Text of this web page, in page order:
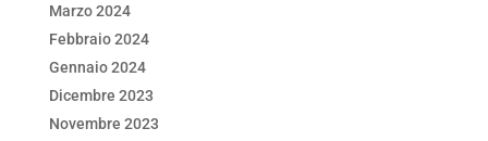
Marzo 2024
Febbraio 2024
Gennaio 2024
Dicembre 2023
Novembre 2023